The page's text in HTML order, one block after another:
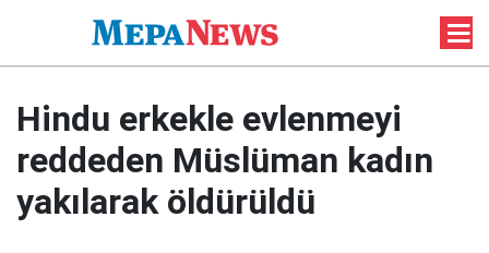
Hindu erkekle evlenmeyi
reddeden Müslüman kadın
yakılarak öldürüldü